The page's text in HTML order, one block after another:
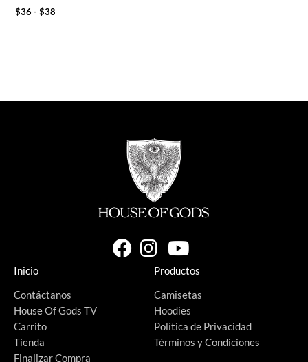
$36 - $38
Inicio
Contáctanos
House Of Gods TV
Productos
Camisetas
Hoodies
Carrito
Tienda
Finalizar Compra
Política de Privacidad
Términos y Condiciones